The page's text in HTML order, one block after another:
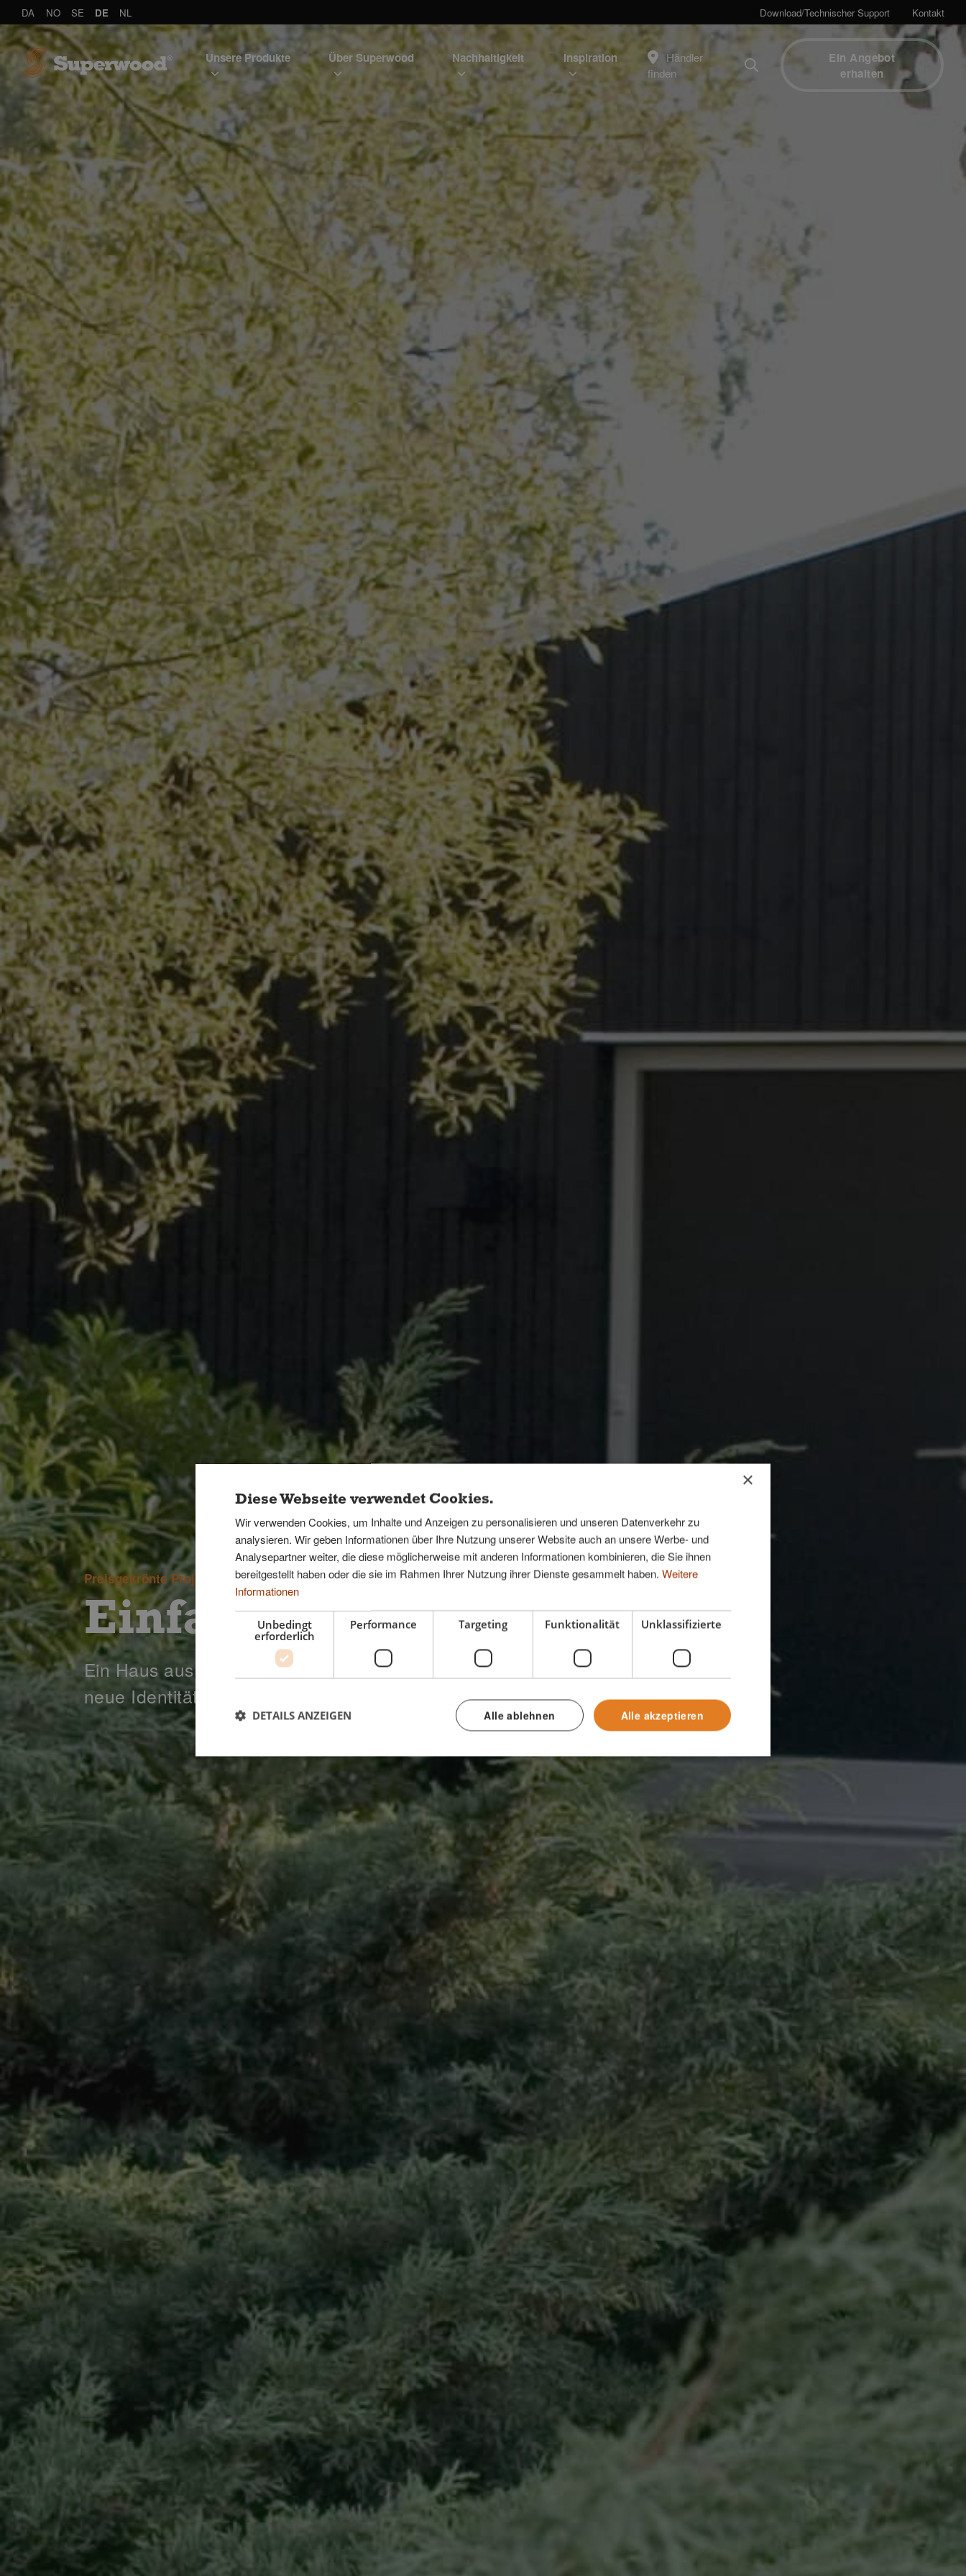
DA NO SE DE NL Download/Technischer Support Kontakt
Unsere Produkte Über Superwood Nachhaltigkeit Inspiration
Händler
finden
Ein Angebot
erhalten
Preisgekrönte Projekte
Einfamilienhaus, Risskov
Ein Haus aus den 60er Jahren bekam eine
neue Identität.
×
Diese Webseite verwendet Cookies.
Wir verwenden Cookies, um Inhalte und Anzeigen zu personalisieren und unseren Datenverkehr zu
analysieren. Wir geben Informationen über Ihre Nutzung unserer Website auch an unsere Werbe- und
Analysepartner weiter, die diese möglicherweise mit anderen Informationen kombinieren, die Sie ihnen
bereitgestellt haben oder die sie im Rahmen Ihrer Nutzung ihrer Dienste gesammelt haben. Weitere
Informationen
Unbedingt
erforderlich
Performance Targeting Funktionalität Unklassifizierte
Alle akzeptieren
Alle ablehnen
DETAILS ANZEIGEN